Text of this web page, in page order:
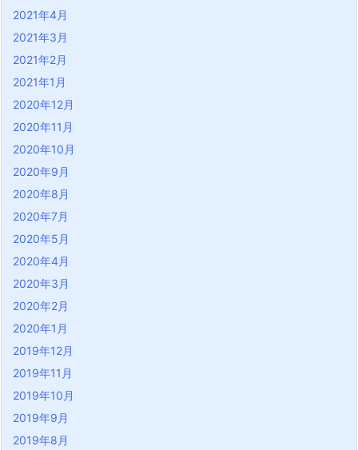
2021年4月
2021年3月
2021年2月
2021年1月
2020年12月
2020年11月
2020年10月
2020年9月
2020年8月
2020年7月
2020年5月
2020年4月
2020年3月
2020年2月
2020年1月
2019年12月
2019年11月
2019年10月
2019年9月
2019年8月